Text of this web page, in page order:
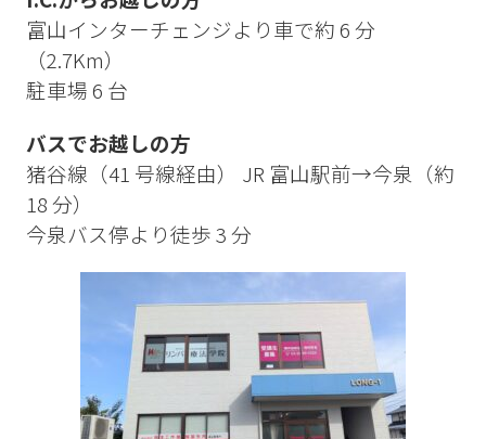
富山インターチェンジより車で約 6 分
（2.7Km）
駐車場 6 台
バスでお越しの方
猪谷線（41 号線経由） JR 富山駅前→今泉（約
18 分）
今泉バス停より徒歩 3 分